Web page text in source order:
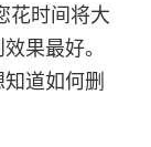
花时间将大
果最好。
道如何删